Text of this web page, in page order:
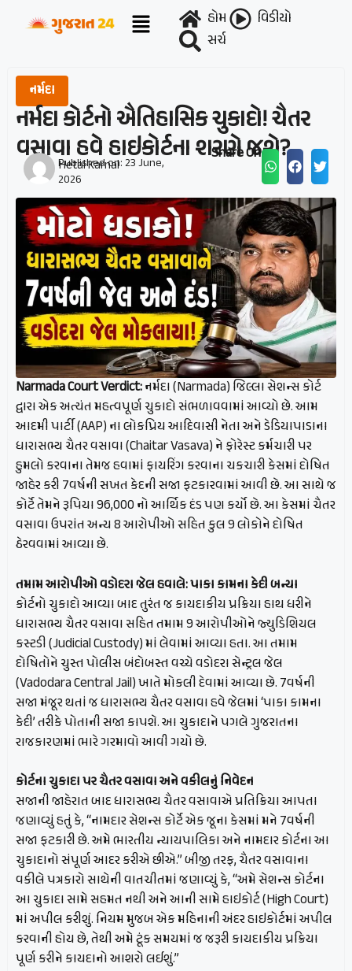
હોમ
વિડીયો
સર્ચ
નર્મદા
નર્મદા કોર્ટનો ઐતિહાસિક ચુકાદો! ચૈતર
વસાવા હવે હાઇકોર્ટના શરણે જશે?
Hetal Karnal
Published on:23 June,
2026
Share On :
Narmada Court Verdict:નર્મદા (Narmada) જિલ્લા સેશન્સ કોર્ટ
દ્વારા એક અત્યંત મહત્વપૂર્ણ ચુકાદો સંભળાવવામાં આવ્યો છે. આમ
આદમી પાર્ટી (AAP) ના લોકપ્રિય આદિવાસી નેતા અને ડેડિયાપાડાના
ધારાસભ્ય ચૈતર વસાવા (Chaitar Vasava) ને ફોરેસ્ટ કર્મચારી પર
હુમલો કરવાના તેમજ હવામાં ફાયરિંગ કરવાના ચકચારી કેસમાં દોષિત
જાહેર કરી 7વર્ષની સખત કેદની સજા ફટકારવામાં આવી છે. આ સાથે જ
કોર્ટે તેમને રૂપિયા 96,000 નો આર્થિક દંડ પણ કર્યો છે. આ કેસમાં ચૈતર
વસાવા ઉપરાંત અન્ય 8 આરોપીઓ સહિત કુલ 9 લોકોને દોષિત
ઠેરવવામાં આવ્યા છે.
તમામ આરોપીઓ વડોદરા જેલ હવાલે: પાકા કામના કેદી બન્યા
કોર્ટનો ચુકાદો આવ્યા બાદ તુરંત જ કાયદાકીય પ્રક્રિયા હાથ ધરીને
ધારાસભ્ય ચૈતર વસાવા સહિત તમામ 9 આરોપીઓને જ્યુડિશિયલ
કસ્ટડી (Judicial Custody) માં લેવામાં આવ્યા હતા. આ તમામ
દોષિતોને ચુસ્ત પોલીસ બંદોબસ્ત વચ્ચે વડોદરા સેન્ટ્રલ જેલ
(Vadodara Central Jail) ખાતે મોકલી દેવામાં આવ્યા છે. 7વર્ષની
સજા મંજૂર થતાં જ ધારાસભ્ય ચૈતર વસાવા હવે જેલમાં ‘પાકા કામના
કેદી’ તરીકે પોતાની સજા કાપશે. આ ચુકાદાને પગલે ગુજરાતના
રાજકારણમાં ભારે ગરમાવો આવી ગયો છે.
કોર્ટના ચુકાદા પર ચૈતર વસાવા અને વકીલનું નિવેદન
સજાની જાહેરાત બાદ ધારાસભ્ય ચૈતર વસાવાએ પ્રતિક્રિયા આપતા
જણાવ્યું હતું કે, “નામદાર સેશન્સ કોર્ટે એક જૂના કેસમાં મને 7વર્ષની
સજા ફટકારી છે. અમે ભારતીય ન્યાયપાલિકા અને નામદાર કોર્ટના આ
ચુકાદાનો સંપૂર્ણ આદર કરીએ છીએ.” બીજી તરફ, ચૈતર વસાવાના
વકીલે પત્રકારો સાથેની વાતચીતમાં જણાવ્યું કે, “અમે સેશન્સ કોર્ટના
આ ચુકાદા સામે સહમત નથી અને આની સામે હાઇકોર્ટ (High Court)
માં અપીલ કરીશું. નિયમ મુજબ એક મહિનાની અંદર હાઇકોર્ટમાં અપીલ
કરવાની હોય છે, તેથી અમે ટૂંક સમયમાં જ જરૂરી કાયદાકીય પ્રક્રિયા
પૂર્ણ કરીને કાયદાનો આશરો લઈશું.”